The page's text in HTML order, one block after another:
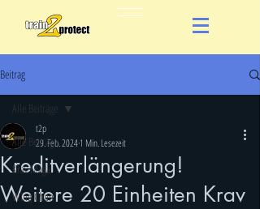
Beitrag
Alle Beiträge
Krav Maga
Wing Chun
Alle Beiträge
Kreditverlängerung!
Weitere 20 Einheiten Krav
t2p
29. Feb. 20241 Min. Lesezeit